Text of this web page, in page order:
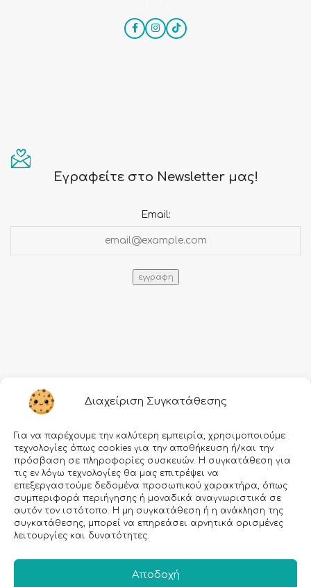
Διαχείριση Συγκατάθεσης
Για να παρέχουμε την καλύτερη εμπειρία, χρησιμοποιούμε
τεχνολογίες όπως cookies για την αποθήκευση ή/και την
πρόσβαση σε πληροφορίες συσκευών. Η συγκατάθεση για
τις εν λόγω τεχνολογίες θα μας επιτρέψει να
επεξεργαστούμε δεδομένα προσωπικού χαρακτήρα, όπως
συμπεριφορά περιήγησης ή μοναδικά αναγνωριστικά σε
αυτόν τον ιστότοπο. Η μη συγκατάθεση ή η ανάκληση της
συγκατάθεσης, μπορεί να επηρεάσει αρνητικά ορισμένες
λειτουργίες και δυνατότητες.
Αποδοχή
Εγραφείτε στο Newsletter μας!
Email:
Τρόποι πληρωμής
Όροι χρήσης
Προσωπικά δεδομένα
Ασφάλεια συναλλαγών
GetDigital.gr